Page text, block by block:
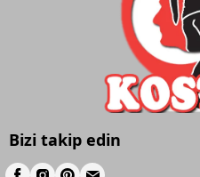
Bizi takip edin